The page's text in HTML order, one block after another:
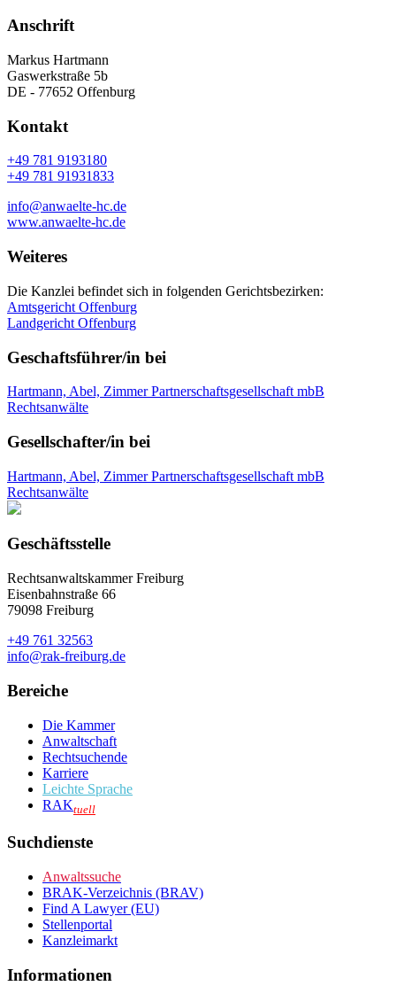
Anschrift
Markus Hartmann
Gaswerkstraße 5b
DE - 77652 Offenburg
Kontakt
+49 781 9193180
+49 781 91931833
info@anwaelte-hc.de
www.anwaelte-hc.de
Weiteres
Die Kanzlei befindet sich in folgenden Gerichtsbezirken:
Amtsgericht Offenburg
Landgericht Offenburg
Geschaftsführer/in bei
Hartmann, Abel, Zimmer Partnerschaftsgesellschaft mbB
Rechtsanwälte
Gesellschafter/in bei
Hartmann, Abel, Zimmer Partnerschaftsgesellschaft mbB
Rechtsanwälte
Geschäftsstelle
Rechtsanwaltskammer Freiburg
Eisenbahnstraße 66
79098 Freiburg
+49 761 32563
info@rak-freiburg.de
Bereiche
Die Kammer
Anwaltschaft
Rechtsuchende
Karriere
Leichte Sprache
RAKtuell
Suchdienste
Anwaltssuche
BRAK-Verzeichnis (BRAV)
Find A Lawyer (EU)
Stellenportal
Kanzleimarkt
Informationen